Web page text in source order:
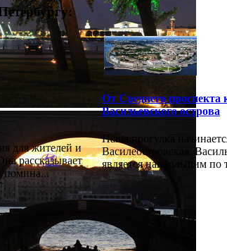
для жителей и
рассказывает
От Среднего проспекта
Васильевского острова
Наша прогулка
Василеостровская.
является наибольшим по